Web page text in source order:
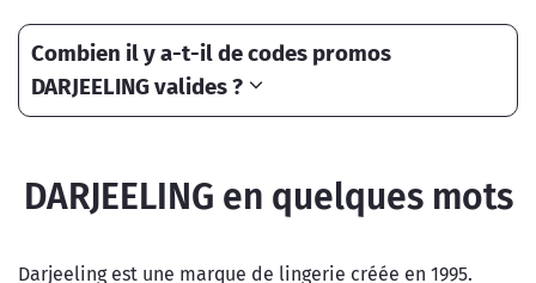
Combien il y a-t-il de codes promos
DARJEELING valides ?
DARJEELING en quelques mots
Darjeeling est une marque de lingerie créée en 1995.